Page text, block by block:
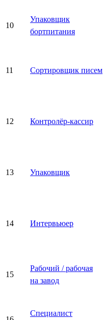
10
Упаковщик
бортпитания
11 Сортировщик писем
12 Контролёр-кассир
13 Упаковщик
14 Интервьюер
15
Рабочий / рабочая
на завод
Специалист